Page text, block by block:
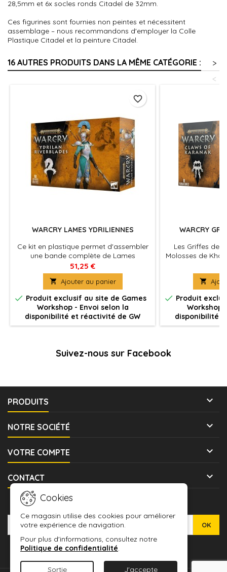
28,5mm et 6x socles ronds Citadel de 32mm.
Ces figurines sont fournies non peintes et nécessitent
assemblage – nous recommandons d'employer la Colle
Plastique Citadel et la peinture Citadel.
16 AUTRES PRODUITS DANS LA MÊME CATÉGORIE :
>
<
WARCRY LAMES YDRILIENNES
Ce kit en plastique permet d'assembler
une bande complète de Lames
Ydriliennes utilisable dans les parties de
Warcry.
51,25 €
 Ajouter au panier
 Produit exclusif au site de Games
Workshop - Envoi selon la
disponibilité et réactivité de GW
favorite_border
WARCRY
Les Griffes de
Molosses de
poursuivent
du

 Produit
Workshop
disponibilité
Suivez-nous sur Facebook
PRODUITS 
NOTRE SOCIÉTÉ 
VOTRE COMPTE 
CONTACT 
Cookies
Ce magasin utilise des cookies pour améliorer
votre expérience de navigation.
Pour plus d'informations, consultez notre
Politique de confidentialité.
Sortie J'accepte
LETTRE D'INFORMATIONS